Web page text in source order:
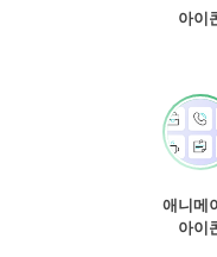
아이
애니메
아이